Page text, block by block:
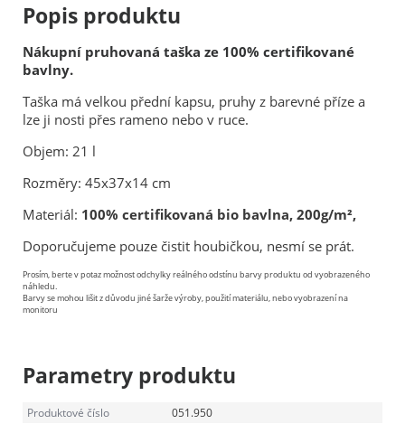
Popis produktu
Nákupní pruhovaná taška ze 100% certifikované
bavlny.
Taška má velkou přední kapsu, pruhy z barevné příze a
lze ji nosti přes rameno nebo v ruce.
Objem: 21 l
Rozměry: 45x37x14 cm
Materiál: 100% certifikovaná bio bavlna, 200g/m²,
Doporučujeme pouze čistit houbičkou, nesmí se prát.
Prosím, berte v potaz možnost odchylky reálného odstínu barvy produktu od vyobrazeného
náhledu.
Barvy se mohou lišit z důvodu jiné šarže výroby, použití materiálu, nebo vyobrazení na
monitoru
Parametry produktu
Produktové číslo
051.950